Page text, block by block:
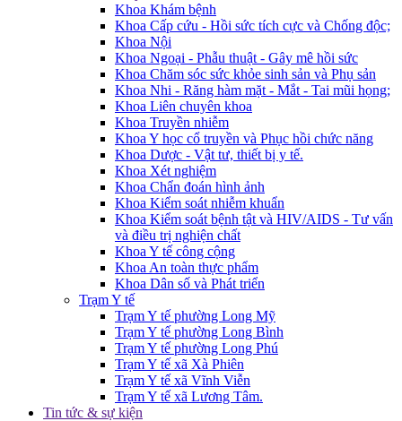
Khoa Khám bệnh
Khoa Cấp cứu - Hồi sức tích cực và Chống độc;
Khoa Nội
Khoa Ngoại - Phẫu thuật - Gây mê hồi sức
Khoa Chăm sóc sức khỏe sinh sản và Phụ sản
Khoa Nhi - Răng hàm mặt - Mắt - Tai mũi họng;
Khoa Liên chuyên khoa
Khoa Truyền nhiễm
Khoa Y học cổ truyền và Phục hồi chức năng
Khoa Dược - Vật tư, thiết bị y tế.
Khoa Xét nghiệm
Khoa Chẩn đoán hình ảnh
Khoa Kiểm soát nhiễm khuẩn
Khoa Kiểm soát bệnh tật và HIV/AIDS - Tư vấn
và điều trị nghiện chất
Khoa Y tế công cộng
Khoa An toàn thực phẩm
Khoa Dân số và Phát triển
Trạm Y tế
Trạm Y tế phường Long Mỹ
Trạm Y tế phường Long Bình
Trạm Y tế phường Long Phú
Trạm Y tế xã Xà Phiên
Trạm Y tế xã Vĩnh Viễn
Trạm Y tế xã Lương Tâm.
Tin tức & sự kiện